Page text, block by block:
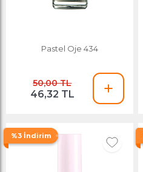
Pastel Oje 434
50,00 TL
46,32 TL
%3 İndirim